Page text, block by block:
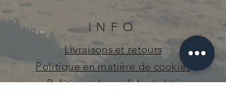
INFO
Livraisons et retours
Politique en matière de cookies
Politique de confidentialité